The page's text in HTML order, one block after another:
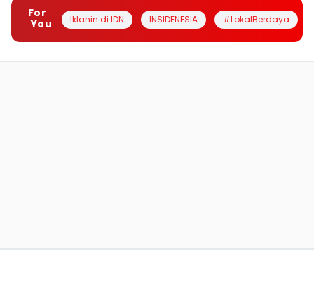
For
You
Iklanin di IDN INSIDENESIA #LokalBerdaya